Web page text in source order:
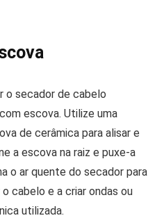
o secador de cabelo
escova. Utilize uma
de cerâmica para alisar e
a escova na raiz e puxe-a
o ar quente do secador para
cabelo e a criar ondas ou
utilizada.